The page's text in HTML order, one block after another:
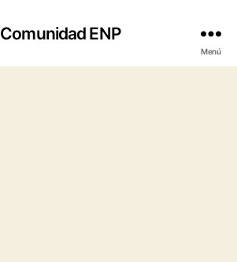
Comunidad ENP
Menú